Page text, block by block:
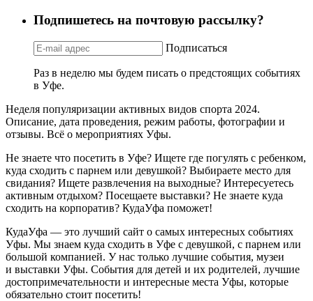
Подпишетесь на почтовую рассылку?
Подписаться
Раз в неделю мы будем писать о предстоящих событиях
в Уфе.
Неделя популяризации активных видов спорта 2024.
Описание, дата проведения, режим работы, фотографии и
отзывы. Всё о мероприятиях Уфы.
Не знаете что посетить в Уфе? Ищете где погулять с ребенком,
куда сходить с парнем или девушкой? Выбираете место для
свидания? Ищете развлечения на выходные? Интересуетесь
активным отдыхом? Посещаете выставки? Не знаете куда
сходить на корпоратив? КудаУфа поможет!
КудаУфа — это лучший сайт о самых интересных событиях
Уфы. Мы знаем куда сходить в Уфе с девушкой, с парнем или
большой компанией. У нас только лучшие события, музеи
и выставки Уфы. События для детей и их родителей, лучшие
достопримечательности и интересные места Уфы, которые
обязательно стоит посетить!